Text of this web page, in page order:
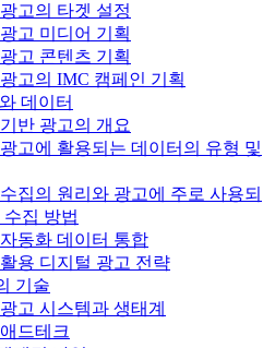
고의 타겟 설정
고 미디어 기획
고 콘텐츠 기획
고의 IMC 캠페인 기획
데이터
반 광고의 개요
고에 활용되는 데이터의 유형 및
집의 원리와 광고에 주로 사용되
집 방법
동화 데이터 통합
용 디지털 광고 전략
기술
고 시스템과 생태계
드테크